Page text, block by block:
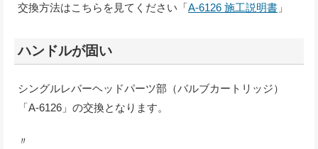
交換方法はこちらを見てください「A-6126 施工説明書 」
ハンドルが固い
シングルレバーヘッドパーツ部（バルブカートリッジ）
「A-6126」の交換となります。
〃